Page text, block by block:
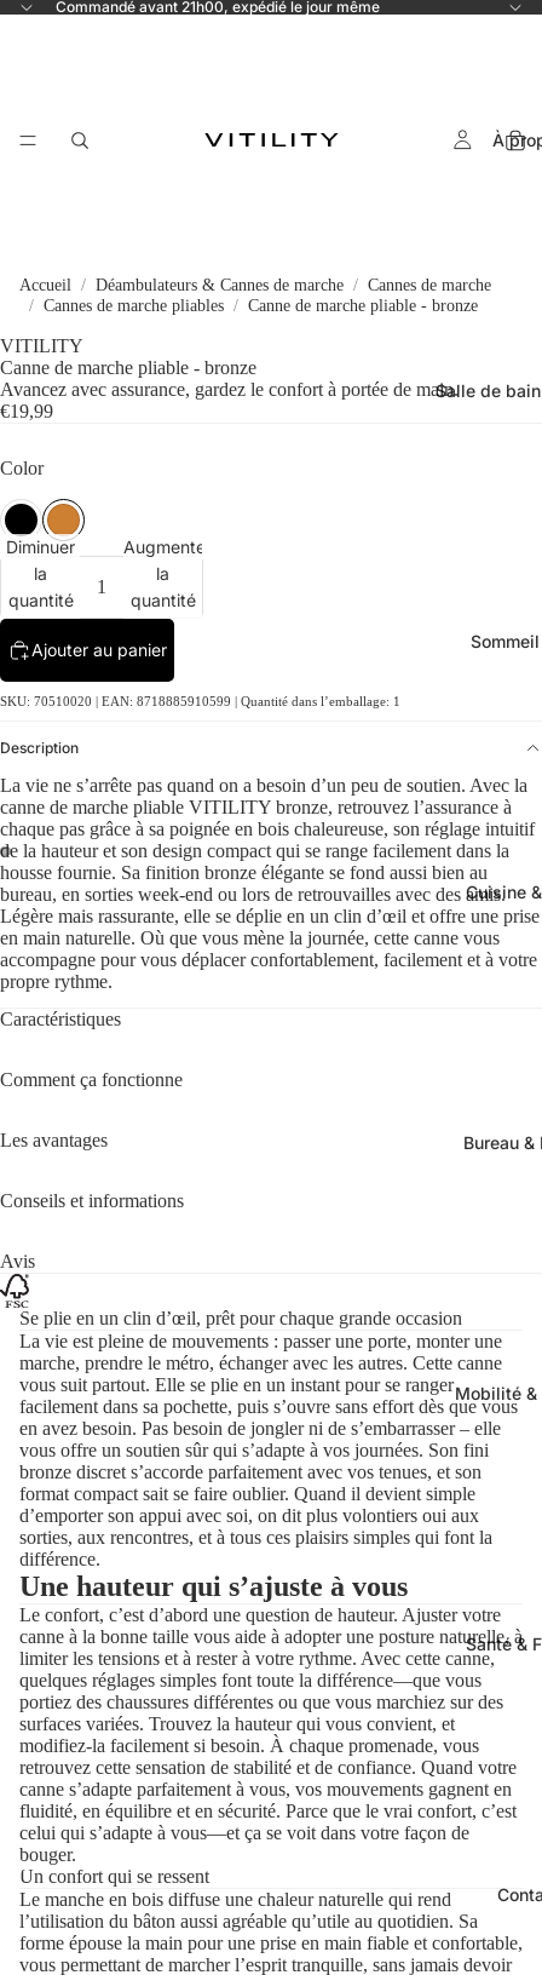
Commandé avant 21h00, expédié le jour même
À
Salle de
Cuisine
Bureau
Mobilité &
Santé &
Accueil Déambulateurs & Cannes de marche
Cannes de marche
Cannes de marche pliables
Canne de marche pliable - bronze
VITILITY
Canne de marche pliable - bronze
Avancez avec assurance, gardez le confort à portée de main.
€19,99
Color
Diminuer
la
quantité
Augmenter
la
quantité
Ajouter au panier
SKU: 70510020 | EAN: 8718885910599 | Quantité dans l’emballage: 1
Description
La vie ne s’arrête pas quand on a besoin d’un peu de soutien. Avec la
canne de marche pliable VITILITY bronze, retrouvez l’assurance à
chaque pas grâce à sa poignée en bois chaleureuse, son réglage intuitif
de la hauteur et son design compact qui se range facilement dans la
housse fournie. Sa finition bronze élégante se fond aussi bien au
bureau, en sorties week-end ou lors de retrouvailles avec des amis.
Légère mais rassurante, elle se déplie en un clin d’œil et offre une prise
en main naturelle. Où que vous mène la journée, cette canne vous
accompagne pour vous déplacer confortablement, facilement et à votre
propre rythme.
Caractéristiques
Comment ça fonctionne
Les avantages
Conseils et informations
Avis
Se plie en un clin d’œil, prêt pour chaque grande occasion
La vie est pleine de mouvements : passer une porte, monter une
marche, prendre le métro, échanger avec les autres. Cette canne
vous suit partout. Elle se plie en un instant pour se ranger
facilement dans sa pochette, puis s’ouvre sans effort dès que vous
en avez besoin. Pas besoin de jongler ni de s’embarrasser – elle
vous offre un soutien sûr qui s’adapte à vos journées. Son fini
bronze discret s’accorde parfaitement avec vos tenues, et son
format compact sait se faire oublier. Quand il devient simple
d’emporter son appui avec soi, on dit plus volontiers oui aux
sorties, aux rencontres, et à tous ces plaisirs simples qui font la
différence.
Une hauteur qui s’ajuste à vous
Le confort, c’est d’abord une question de hauteur. Ajuster votre
canne à la bonne taille vous aide à adopter une posture naturelle, à
limiter les tensions et à rester à votre rythme. Avec cette canne,
quelques réglages simples font toute la différence—que vous
portiez des chaussures différentes ou que vous marchiez sur des
surfaces variées. Trouvez la hauteur qui vous convient, et
modifiez-la facilement si besoin. À chaque promenade, vous
retrouvez cette sensation de stabilité et de confiance. Quand votre
canne s’adapte parfaitement à vous, vos mouvements gagnent en
fluidité, en équilibre et en sécurité. Parce que le vrai confort, c’est
celui qui s’adapte à vous—et ça se voit dans votre façon de
bouger.
Un confort qui se ressent
Le manche en bois diffuse une chaleur naturelle qui rend
l’utilisation du bâton aussi agréable qu’utile au quotidien. Sa
forme épouse la main pour une prise en main fiable et confortable,
vous permettant de marcher l’esprit tranquille, sans jamais devoir